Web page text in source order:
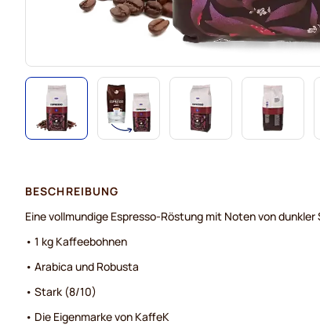
BESCHREIBUNG
Eine vollmundige Espresso-Röstung mit Noten von dunkler
• 1 kg Kaffeebohnen
• Arabica und Robusta
• Stark (8/10)
• Die Eigenmarke von KaffeK